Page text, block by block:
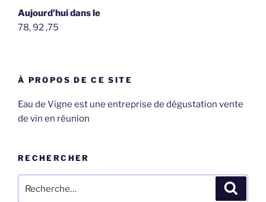
Aujourd'hui dans le
78, 92 ,75
À PROPOS DE CE SITE
Eau de Vigne est une entreprise de dégustation vente
de vin en réunion
RECHERCHER
pour